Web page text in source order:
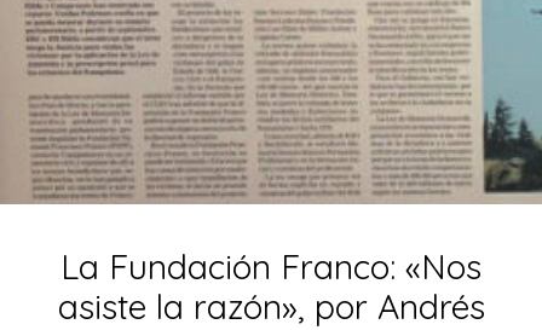
La Fundación Franco: «Nos
asiste la razón», por Andrés